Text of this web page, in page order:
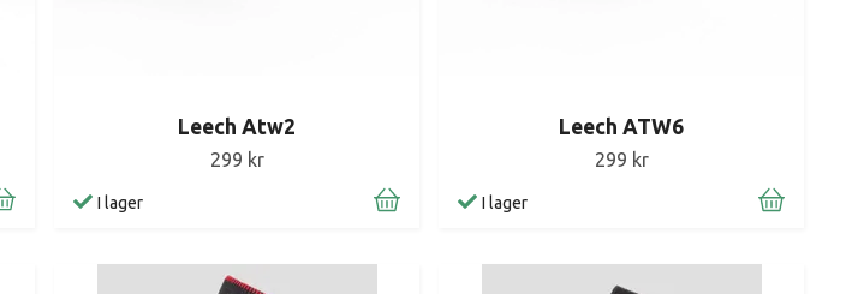
Leech Atw2
299 kr
I lager
Leech ATW6
299 kr
I lager